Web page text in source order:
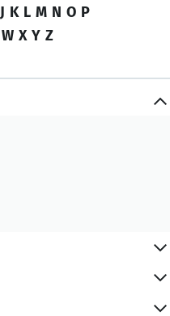
J K L M N O P
W X Y Z